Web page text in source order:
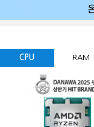
CPU RAM